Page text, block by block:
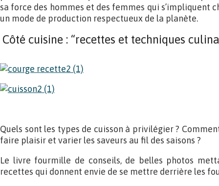
sa force des hommes et des femmes qui s’impliquent
un mode de production respectueux de la planète.
Côté cuisine : “recettes et techniques
Quels sont les types de cuisson à privilégier ?
faire plaisir et varier les saveurs au fil des saisons ?
Le livre fourmille de conseils, de belles photos
recettes qui donnent envie de se mettre derrière les